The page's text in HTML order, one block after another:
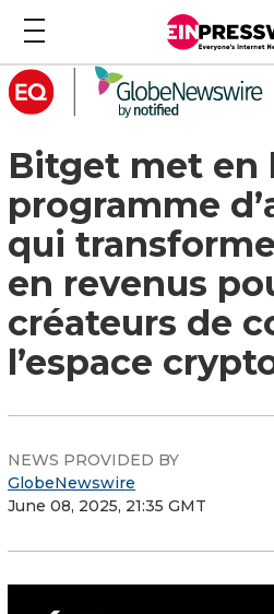
Bitget met en
programme
qui
en revenus
créateurs de
l’espace
NEWS PROVIDED BY
GlobeNewswire
June 08, 2025, 21:35 GMT